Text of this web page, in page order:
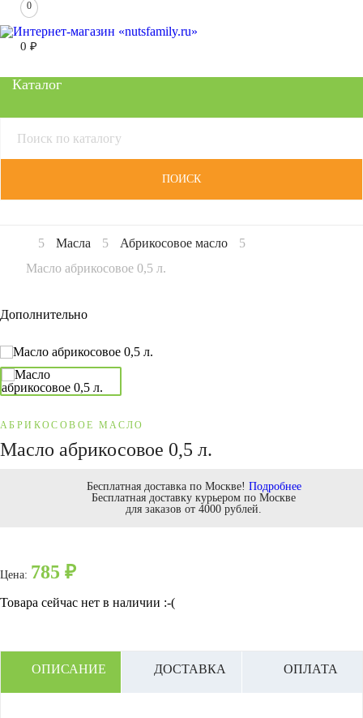
0
0 ₽
Каталог
ПОИСК
Масла
Абрикосовое масло
Масло абрикосовое 0,5 л.
Дополнительно
АБРИКОСОВОЕ МАСЛО
Масло абрикосовое 0,5 л.
Бесплатная доставка по Москве! Подробнее
Бесплатная доставку курьером по Москве
для заказов от 4000 рублей.
Цена: 785 ₽
Товара сейчас нет в наличии :-(
ОПИСАНИЕ ДОСТАВКА ОПЛАТА